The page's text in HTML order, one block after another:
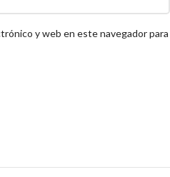
y web en este navegador para